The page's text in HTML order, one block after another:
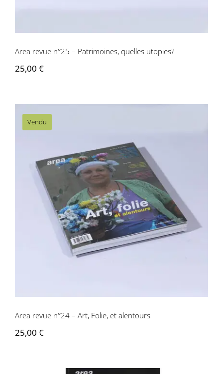
Area revue n°25 – Patrimoines, quelles utopies?
25,00 €
Vendu
Area revue n°24 – Art, Folie, et
alentours
Area revue n°24 – Art, Folie, et alentours
25,00 €